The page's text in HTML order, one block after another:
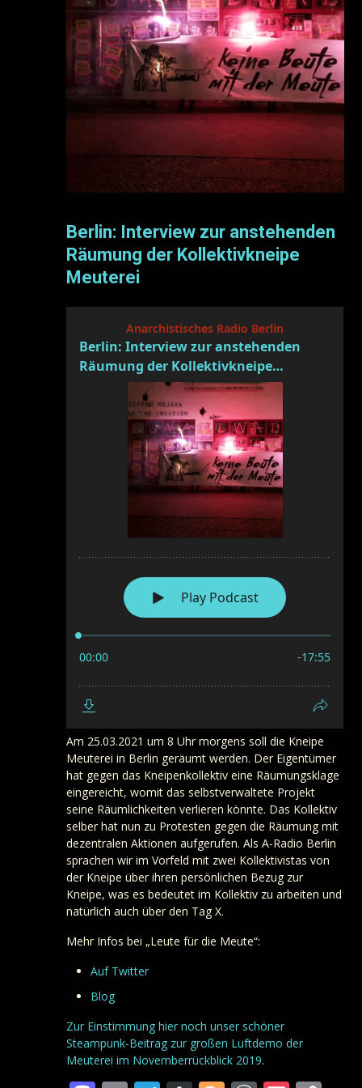
Berlin: Interview zur anstehenden
Räumung der Kollektivkneipe
Meuterei
Am 25.03.2021 um 8 Uhr morgens soll die Kneipe
Meuterei in Berlin geräumt werden. Der Eigentümer
hat gegen das Kneipenkollektiv eine Räumungsklage
eingereicht, womit das selbstverwaltete Projekt
seine Räumlichkeiten verlieren könnte. Das Kollektiv
selber hat nun zu Protesten gegen die Räumung mit
dezentralen Aktionen aufgerufen. Als A-Radio Berlin
sprachen wir im Vorfeld mit zwei Kollektivistas von
der Kneipe über ihren persönlichen Bezug zur
Kneipe, was es bedeutet im Kollektiv zu arbeiten und
natürlich auch über den Tag X.
Mehr Infos bei „Leute für die Meute“:
Auf Twitter
Blog
Zur Einstimmung hier noch unser schöner
Steampunk-Beitrag zur großen Luftdemo der
Meuterei im Novemberrückblick 2019.